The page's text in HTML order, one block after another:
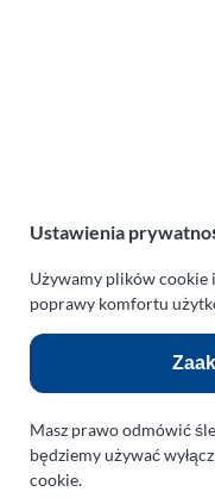
Flight
Ustawienia
Używamy plików cookie
poprawy komfortu
Masz prawo odmówić
będziemy używać
cookie.